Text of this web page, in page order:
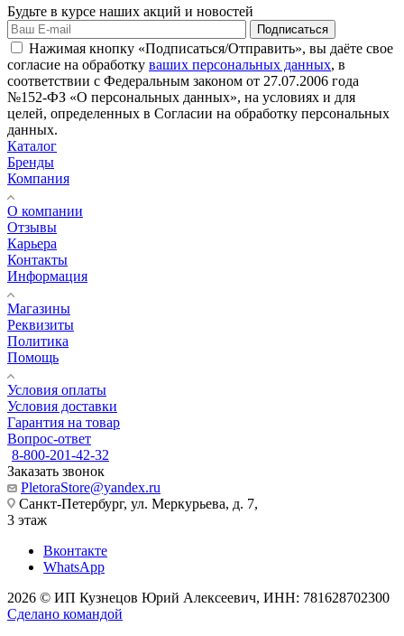
Будьте в курсе наших акций и новостей
Подписаться
Нажимая кнопку «Подписаться/Отправить», вы даёте свое
согласие на обработку ваших персональных данных, в
соответствии с Федеральным законом от 27.07.2006 года
№152-ФЗ «О персональных данных», на условиях и для
целей, определенных в Согласии на обработку персональных
данных.
Каталог
Бренды
Компания
О компании
Отзывы
Карьера
Контакты
Информация
Магазины
Реквизиты
Политика
Помощь
Условия оплаты
Условия доставки
Гарантия на товар
Вопрос-ответ
8-800-201-42-32
Заказать звонок
PletoraStore@yandex.ru
Санкт-Петербург, ул. Меркурьева, д. 7,
3 этаж
Вконтакте
WhatsApp
2026 © ИП Кузнецов Юрий Алексеевич, ИНН: 781628702300
Сделано командой